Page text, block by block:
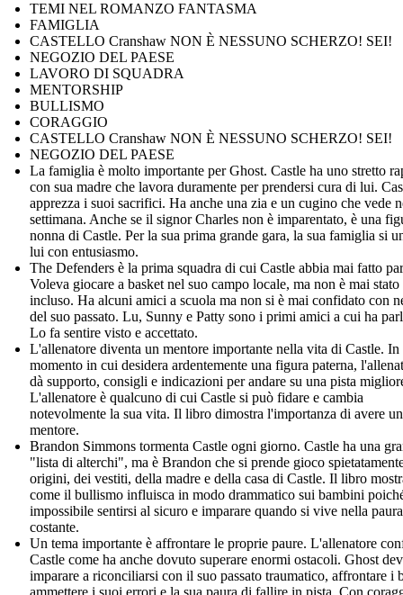
TEMI NEL ROMANZO FANTASMA
FAMIGLIA
CASTELLO Cranshaw NON È NESSUNO SCHERZO! SEI!
NEGOZIO DEL PAESE
LAVORO DI SQUADRA
MENTORSHIP
BULLISMO
CORAGGIO
CASTELLO Cranshaw NON È NESSUNO SCHERZO! SEI!
NEGOZIO DEL PAESE
La famiglia è molto importante per Ghost. Castle ha uno stretto
con sua madre che lavora duramente per prendersi cura di lui.
apprezza i suoi sacrifici. Ha anche una zia e un cugino che vede
settimana. Anche se il signor Charles non è imparentato, è una
nonna di Castle. Per la sua prima grande gara, la sua famiglia si
lui con entusiasmo.
The Defenders è la prima squadra di cui Castle abbia mai fatto
Voleva giocare a basket nel suo campo locale, ma non è mai stato
incluso. Ha alcuni amici a scuola ma non si è mai confidato con
del suo passato. Lu, Sunny e Patty sono i primi amici a cui ha
Lo fa sentire visto e accettato.
L'allenatore diventa un mentore importante nella vita di Castle. In
momento in cui desidera ardentemente una figura paterna,
dà supporto, consigli e indicazioni per andare su una pista
L'allenatore è qualcuno di cui Castle si può fidare e cambia
notevolmente la sua vita. Il libro dimostra l'importanza di avere un
mentore.
Brandon Simmons tormenta Castle ogni giorno. Castle ha una
"lista di alterchi", ma è Brandon che si prende gioco
origini, dei vestiti, della madre e della casa di Castle. Il libro
come il bullismo influisca in modo drammatico sui bambini
impossibile sentirsi al sicuro e imparare quando si vive nella paura
costante.
Un tema importante è affrontare le proprie paure. L'allenatore
Castle come ha anche dovuto superare enormi ostacoli. Ghost
imparare a riconciliarsi con il suo passato traumatico, affrontare i